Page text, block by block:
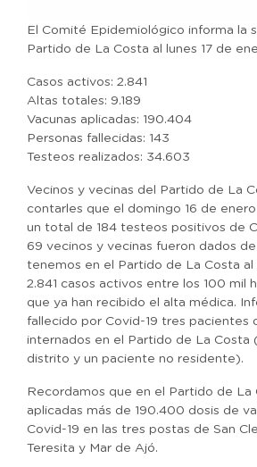
El Comité Epidemiológico informa la
Partido de La Costa al lunes 17 de
Casos activos: 2.841
Altas totales: 9.189
Vacunas aplicadas: 190.404
Personas fallecidas: 143
Testeos realizados: 34.603
Vecinos y vecinas del Partido de La
contarles que el domingo 16 de
un total de 184 testeos positivos de
69 vecinos y vecinas fueron dados
tenemos en el Partido de La Costa al
2.841 casos activos entre los 100 mil
que ya han recibido el alta médica.
fallecido por Covid-19 tres pacientes
internados en el Partido de La Costa
distrito y un paciente no residente).
Recordamos que en el Partido de La
aplicadas más de 190.400 dosis de
Covid-19 en las tres postas de San
Teresita y Mar de Ajó.